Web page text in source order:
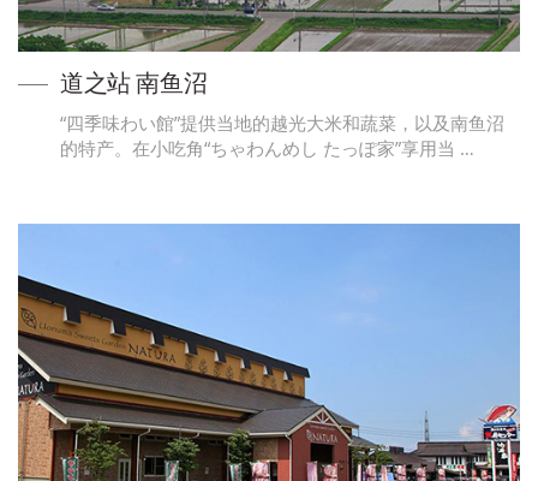
道之站 南鱼沼
“四季味わい館”提供当地的越光大米和蔬菜，以及南鱼沼
的特产。在小吃角“ちゃわんめし たっぽ家”享用当 …